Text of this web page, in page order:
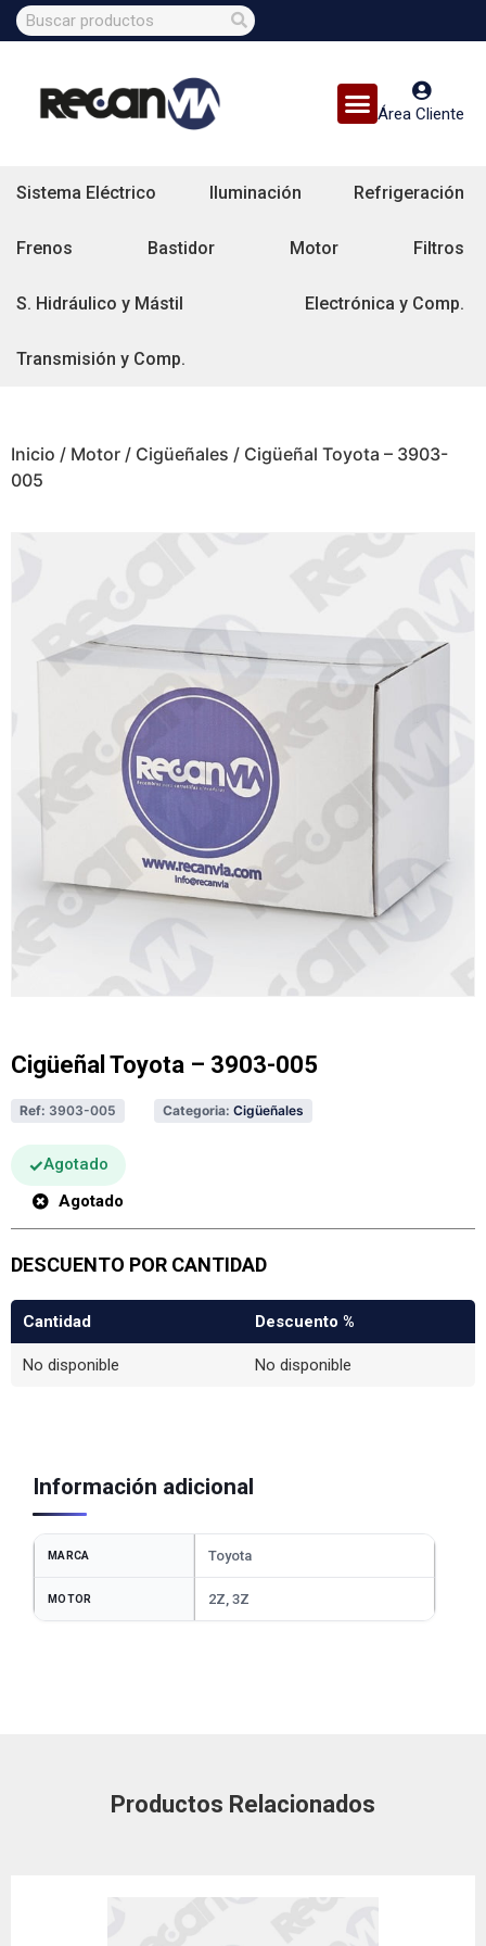
Área Cliente
Sistema Eléctrico Iluminación Refrigeración
Frenos Bastidor Motor Filtros
S. Hidráulico y Mástil Electrónica y Comp.
Transmisión y Comp.
Inicio / Motor / Cigüeñales / Cigüeñal Toyota – 3903-
005
Cigüeñal Toyota – 3903-005
Ref: 3903-005 Categoria: Cigüeñales
Agotado
Agotado
DESCUENTO POR CANTIDAD
Cantidad Descuento %
No disponible No disponible
Información adicional
MARCA Toyota
MOTOR 2Z, 3Z
Productos Relacionados